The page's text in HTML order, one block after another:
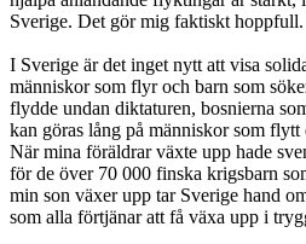
Sverige. Det gör mig faktiskt hoppfull.
I Sverige är det inget nytt att visa
människor som flyr och barn som
flydde undan diktaturen, bosnierna
kan göras lång på människor som
När mina föräldrar växte upp hade
för de över 70 000 finska krigsbarn
min son växer upp tar Sverige hand
som alla förtjänar att få växa upp i